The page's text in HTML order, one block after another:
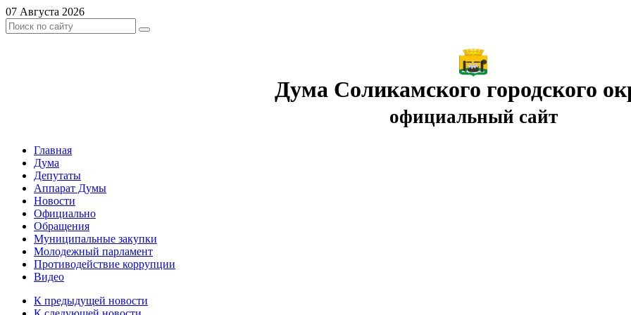
07 Августа 2026
Дума Соликамского городского
официальный сайт
Главная
Дума
Депутаты
Аппарат Думы
Новости
Официально
Обращения
Муниципальные закупки
Молодежный парламент
Противодействие коррупции
Видео
К предыдущей новости